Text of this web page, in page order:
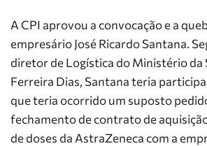
A CPI aprovou a convocação e a
empresário José Ricardo Santana.
diretor de Logística do Ministério da
Ferreira Dias, Santana teria
que teria ocorrido um suposto
fechamento de contrato de
de doses da AstraZeneca com a